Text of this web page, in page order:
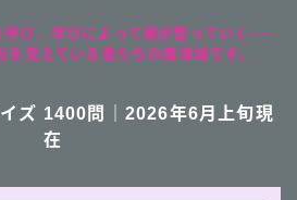
び、学びによって魂が整っていく──
を覚えている者たちの魔導城です。
ズ 1400問｜2026年6月上旬現
在